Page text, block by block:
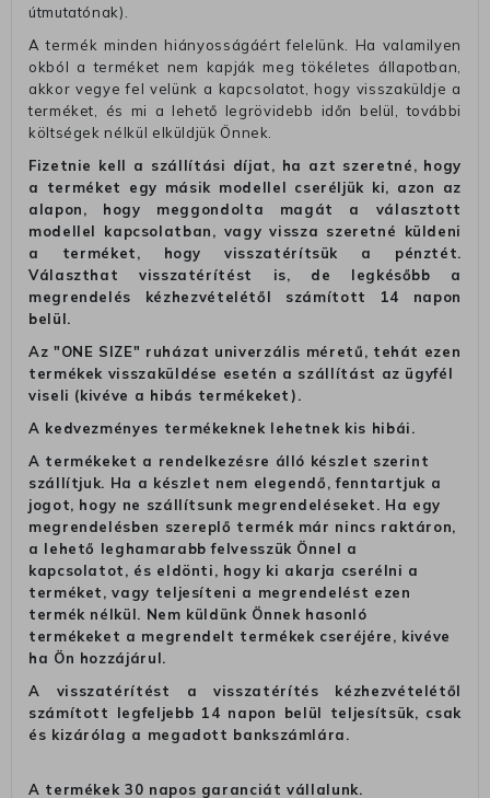
útmutatónak).
A termék minden hiányosságáért felelünk. Ha valamilyen
okból a terméket nem kapják meg tökéletes állapotban,
akkor vegye fel velünk a kapcsolatot, hogy visszaküldje a
terméket, és mi a lehető legrövidebb időn belül, további
költségek nélkül elküldjük Önnek.
Fizetnie kell a szállítási díjat, ha azt szeretné, hogy
a terméket egy másik modellel cseréljük ki, azon az
alapon, hogy meggondolta magát a választott
modellel kapcsolatban, vagy vissza szeretné küldeni
a terméket, hogy visszatérítsük a pénztét.
Választhat visszatérítést is, de legkésőbb a
megrendelés kézhezvételétől számított 14 napon
belül.
Az "ONE SIZE" ruházat univerzális méretű, tehát ezen
termékek visszaküldése esetén a szállítást az ügyfél
viseli (kivéve a hibás termékeket).
A kedvezményes termékeknek lehetnek kis hibái.
A termékeket a rendelkezésre álló készlet szerint
szállítjuk. Ha a készlet nem elegendő, fenntartjuk a
jogot, hogy ne szállítsunk megrendeléseket. Ha egy
megrendelésben szereplő termék már nincs raktáron,
a lehető leghamarabb felvesszük Önnel a
kapcsolatot, és eldönti, hogy ki akarja cserélni a
terméket, vagy teljesíteni a megrendelést ezen
termék nélkül. Nem küldünk Önnek hasonló
termékeket a megrendelt termékek cseréjére, kivéve
ha Ön hozzájárul.
A visszatérítést a visszatérítés kézhezvételétől
számított legfeljebb 14 napon belül teljesítsük, csak
és kizárólag a megadott bankszámlára.
A termékek 30 napos garanciát vállalunk.